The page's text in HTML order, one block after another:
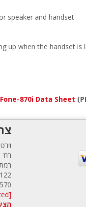
speaker and handset
up when the handset
870i Data Sheet
רח'
[email protected]